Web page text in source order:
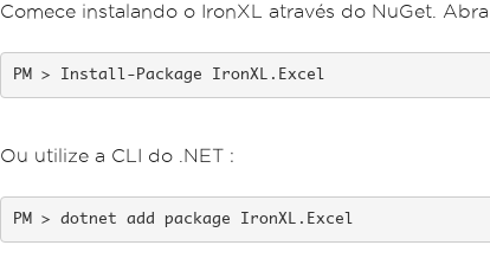
Comece instalando o IronXL através do NuGet.
Install-Package IronXL.Excel
Ou utilize a CLI do .NET :
dotnet add package IronXL.Excel